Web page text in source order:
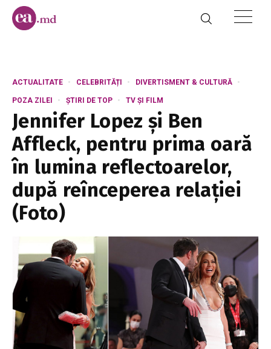
ACTUALITATE CELEBRITĂȚI DIVERTISMENT & CULTURĂ
POZA ZILEI ȘTIRI DE TOP TV ȘI FILM
Jennifer Lopez și Ben
Affleck, pentru prima oară
în lumina reflectoarelor,
după reînceperea relației
(Foto)